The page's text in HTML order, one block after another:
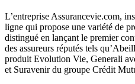
L’entreprise Assurancevie.com,
ligne qui propose une variété de
distingué en lançant le premier
des assureurs réputés tels
produit Evolution Vie, Generali
et Suravenir du groupe Crédit